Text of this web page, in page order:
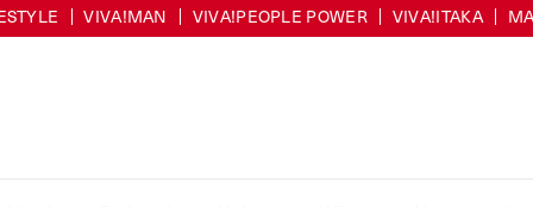
VIVA!MAN VIVA!PEOPLE POWER VIVA!ITAKA